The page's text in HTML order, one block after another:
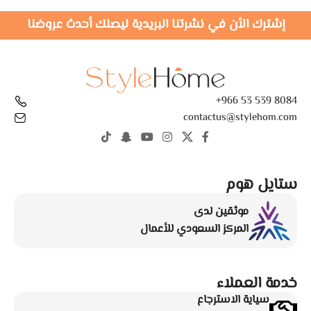
إشترك الأن في نشرتنا البريدية ليصلك أحدث عروضنا
ستايل هوم
موثقين لدى
المركز السعودي للأعمال
خدمة العملاء
سياية الاسترجاع
8084 539 53 966+
contactus@stylehom.com